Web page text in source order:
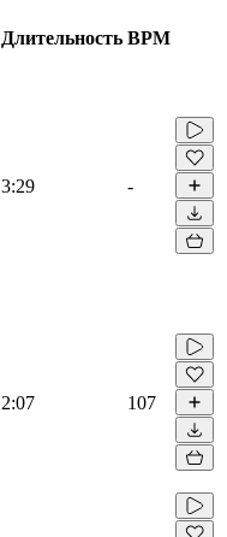
Длительность BPM
3:29 -
2:07 107